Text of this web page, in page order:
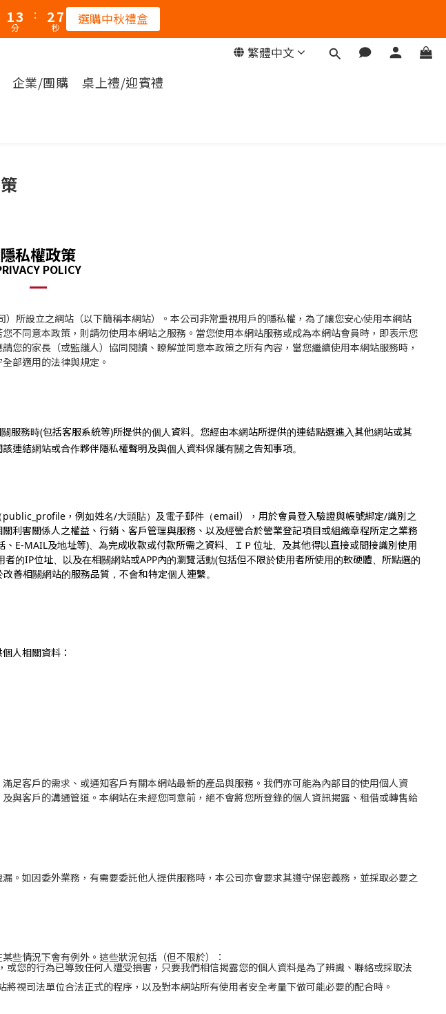
1
0
3
2
分
:
2
1
6
5
3
2
秒
選購中秋禮盒
繁體中文
企業/團購
桌上禮/迎賓禮
隱私權政策
POLICY
所設立之網站（以下簡稱本網站）。本公司非常重視用戶的隱私權，為了讓您安心使用本網站
不同意本政策，則請勿使用本網站之服務。當您使用本網站服務或成為本網站會員時，即表示您
的家長（或監護人）協同閱讀、瞭解並同意本政策之所有內容，當您繼續使用本網站服務時，
部適用的法律與規定。
務時(包括客服系統等)所提供的個人資料。您經由本網站所提供的連結點選進入其他網站或其
結網站或合作夥伴隱私權聲明及與個人資料保護有關之告知事項。
，例如姓名/大頭貼）及電子郵件（email），用於會員登入驗證與帳號綁定/識別之
利害關係人之權益、行銷、客戶管理與服務、以及經營合於營業登記項目或組織章程所定之業務
E-MAIL及地址等)、為完成收款或付款所需之資料、ＩＰ位址、及其他得以直接或間接識別使用
的IP位址、以及在相關網站或APP內的瀏覽活動(包括但不限於使用者所使用的軟硬體、所點選的
善相關網站的服務品質，不會和特定個人連繫。
人相關資料：
足客戶的需求、或通知客戶有關本網站最新的產品與服務。我們亦可能為內部目的使用個人資
與客戶的溝通管道。本網站在未經您同意前，絕不會將您所登錄的個人資訊揭露、租借或轉售給
。如因委外業務，有需要委託他人提供服務時，本公司亦會要求其遵守保密義務，並採取必要之
些情況下會有例外。這些狀況包括（但不限於）：
您的行為已導致任何人遭受損害，只要我們相信揭露您的個人資料是為了辨識、聯絡或採取法
視司法單位合法正式的程序，以及對本網站所有使用者安全考量下做可能必要的配合時。